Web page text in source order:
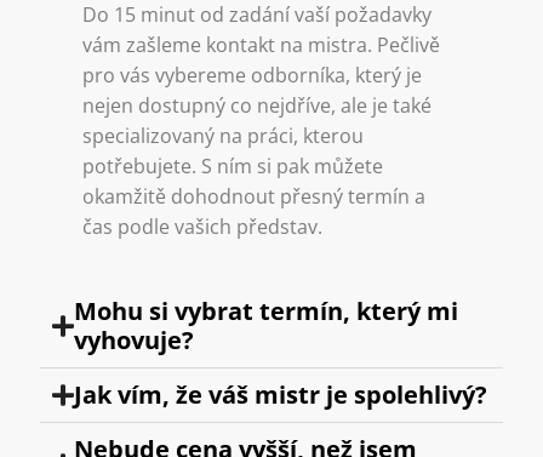
Do 15 minut od zadání vaší požadavky
vám zašleme kontakt na mistra. Pečlivě
pro vás vybereme odborníka, který je
nejen dostupný co nejdříve, ale je také
specializovaný na práci, kterou
potřebujete. S ním si pak můžete
okamžitě dohodnout přesný termín a
čas podle vašich představ.
Mohu si vybrat termín, který mi
vyhovuje?
Jak vím, že váš mistr je spolehlivý?
Nebude cena vyšší, než jsem